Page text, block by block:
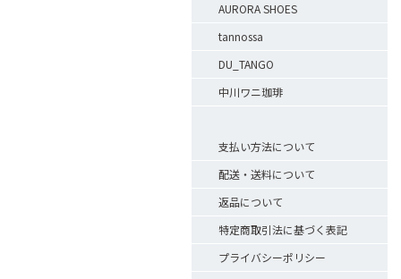
AURORA SHOES
tannossa
DU_TANGO
中川ワニ珈琲
支払い方法について
配送・送料について
返品について
特定商取引法に基づく表記
プライバシーポリシー